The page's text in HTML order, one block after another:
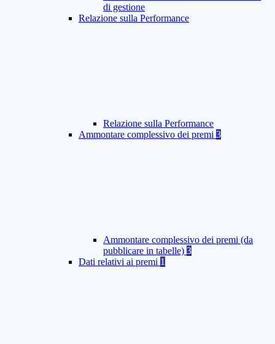
di gestione
Relazione sulla Performance
Relazione sulla Performance
Ammontare complessivo dei premi 3
Ammontare complessivo dei premi (da
pubblicare in tabelle) 3
Dati relativi ai premi 1